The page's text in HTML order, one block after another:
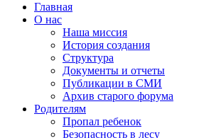
Главная
О нас
Наша миссия
История создания
Структура
Документы и отчеты
Публикации в СМИ
Архив старого форума
Родителям
Пропал ребенок
Безопасность в лесу